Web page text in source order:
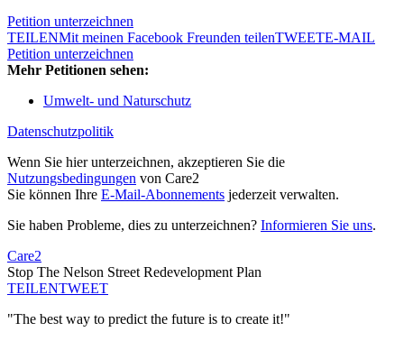
Petition unterzeichnen
TEILENMit meinen Facebook Freunden teilenTWEETE-MAIL
Petition unterzeichnen
Mehr Petitionen sehen:
Umwelt- und Naturschutz
Datenschutzpolitik
Wenn Sie hier unterzeichnen, akzeptieren Sie die
Nutzungsbedingungen von Care2
Sie können Ihre E-Mail-Abonnements jederzeit verwalten.
Sie haben Probleme, dies zu unterzeichnen? Informieren Sie uns.
Care2
Stop The Nelson Street Redevelopment Plan
TEILENTWEET
"The best way to predict the future is to create it!"